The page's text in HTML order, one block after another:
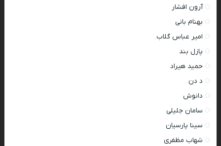
آرون افشار
بهنام بانی
امیر عباس گلاب
پازل بند
حمید هیراد
د دن
دانوش
سامان جلیلی
سینا پارسیان
شهاب مظفری